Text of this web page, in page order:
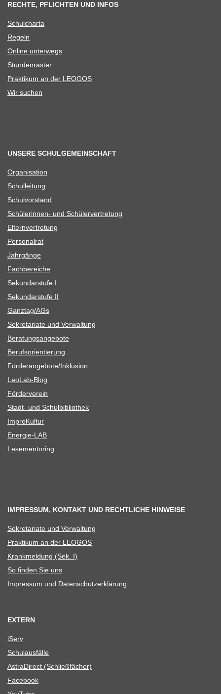
RECHTE, PFLICHTEN UND INFOS
Schul­charta
Regeln
Online unter­wegs
Stun­den­ras­ter
Prak­ti­kum an der LEOGOS
Wir suchen
UNSERE SCHULGEMEINSCHAFT
Orga­ni­sa­tion
Schul­lei­tung
Schul­vor­stand
Schü­le­rin­nen- und Schülervertretung
Eltern­ver­tre­tung
Per­so­nal­rat
Jahr­gänge
Fach­be­rei­che
Sekun­dar­stufe I
Sekun­dar­stufe II
Ganztag/​​AGs
Sekre­ta­riate und Verwaltung
Bera­tungs­an­ge­bote
Berufs­ori­en­tie­rung
Förderangebote/​​Inklusion
Leo­Lab-Blog
För­der­ver­ein
Stadt- und Schulbibliothek
Impro­Kul­tur
Ener­­gie-LAB
Lese­men­to­ring
IMPRESSUM, KONTAKT UND RECHTLICHE HINWEISE
Sekre­ta­riate und Verwaltung
Prak­ti­kum an der LEOGOS
Krank­mel­dung (Sek. I)
So fin­den Sie uns
Impres­sum und Datenschutzerklärung
EXTERN
iServ
Schul­aus­fälle
Astra­Di­rect (Schließ­fä­cher)
Face­book